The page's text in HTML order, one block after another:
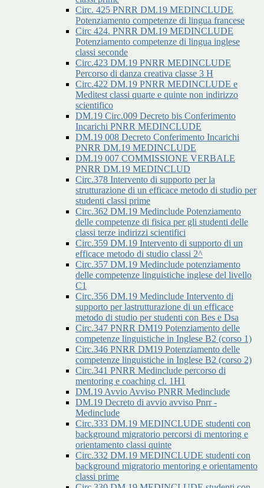
Circ. 425 PNRR DM.19 MEDINCLUDE
Potenziamento competenze di lingua francese
Circ 424. PNRR DM.19 MEDINCLUDE
Potenziamento competenze di lingua inglese
classi seconde
Circ.423 DM.19 PNRR MEDINCLUDE
Percorso di danza creativa classe 3 H
Circ.422 DM.19 PNRR MEDINCLUDE e
Meditest classi quarte e quinte non indirizzo
scientifico
DM.19 Circ.009 Decreto bis Conferimento
Incarichi PNRR MEDINCLUDE
DM.19 008 Decreto Conferimento Incarichi
PNRR DM.19 MEDINCLUDE
DM.19 007 COMMISSIONE VERBALE
PNRR DM.19 MEDINCLUD
Circ.378 Intervento di supporto per la
strutturazione di un efficace metodo di studio per
studenti classi prime
Circ.362 DM.19 Medinclude Potenziamento
delle competenze di fisica per gli studenti delle
classi terze indirizzi scientifici
Circ.359 DM.19 Intervento di supporto di un
efficace metodo di studio classi 2^
Circ.357 DM.19 Medinclude potenziamento
delle competenze linguistiche inglese del livello
C1
Circ.356 DM.19 Medinclude Intervento di
supporto per lastrutturazione di un efficace
metodo di studio per studenti con Bes e Dsa
Circ.347 PNRR DM19 Potenziamento delle
competenze linguistiche in Inglese B2 (corso 1)
Circ.346 PNRR DM19 Potenziamento delle
competenze linguistiche in Inglese B2 (corso 2)
Circ.341 PNRR Medinclude percorso di
mentoring e coaching cl. 1H1
DM.19 Avvio Avviso PNRR Medinclude
DM.19 Decreto di avvio avviso Pnrr -
Medinclude
Circ.333 DM.19 MEDINCLUDE studenti con
background migratorio percorsi di mentoring e
orientamento classi quinte
Circ.332 DM.19 MEDINCLUDE studenti con
background migratorio mentoring e orientamento
classi prime